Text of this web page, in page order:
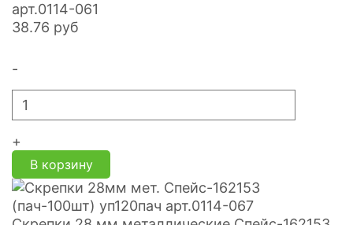
арт.0114-061
38.76 руб
-
+
В корзину